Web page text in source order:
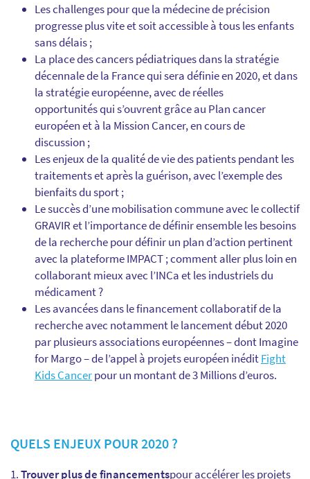
Les challenges pour que la médecine de précision
progresse plus vite et soit accessible à tous les enfants
sans délais ;
La place des cancers pédiatriques dans la stratégie
décennale de la France qui sera définie en 2020, et dans
la stratégie européenne, avec de réelles
opportunités qui s’ouvrent grâce au Plan cancer
européen et à la Mission Cancer, en cours de
discussion ;
Les enjeux de la qualité de vie des patients pendant les
traitements et après la guérison, avec l’exemple des
bienfaits du sport ;
Le succès d’une mobilisation commune avec le collectif
GRAVIR et l’importance de définir ensemble les besoins
de la recherche pour définir un plan d’action pertinent
avec la plateforme IMPACT ; comment aller plus loin en
collaborant mieux avec l’INCa et les industriels du
médicament ?
Les avancées dans le financement collaboratif de la
recherche avec notamment le lancement début 2020
par plusieurs associations européennes – dont Imagine
for Margo – de l’appel à projets européen inéditFight
Kids Cancerpour un montant de 3 Millions d’euros.
QUELS ENJEUX POUR 2020 ?
Trouver plus de financementspour accélérer les projets